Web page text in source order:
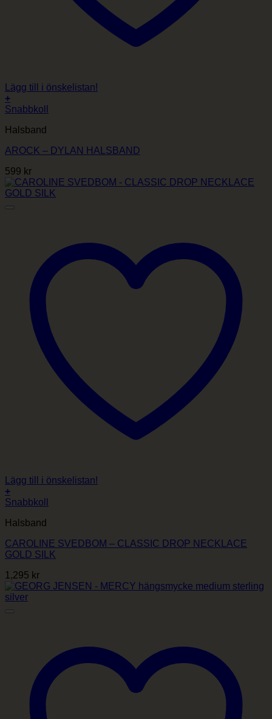
Lägg till i önskelistan!
+
Snabbkoll
Halsband
AROCK – DYLAN HALSBAND
599 kr
Lägg till i önskelistan!
+
Snabbkoll
Halsband
CAROLINE SVEDBOM – CLASSIC DROP NECKLACE
GOLD SILK
1,295 kr